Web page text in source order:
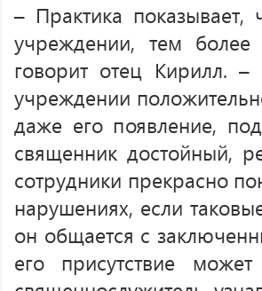
– Практика
учреждении, тем
говорит отец Кирилл. –
учреждении
даже его появление,
священник достойный,
сотрудники прекрасно
нарушениях, если
он общается с
его присутствие